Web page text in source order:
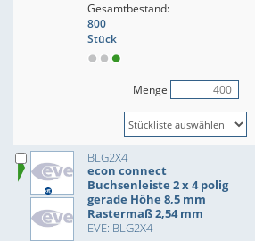
Gesamtbestand:
800
Stück
Menge
BLG2X4
econ connect
Buchsenleiste 2 x 4 polig
gerade Höhe 8,5 mm
Rastermaß 2,54 mm
EVE: BLG2X4